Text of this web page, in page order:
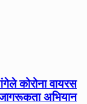
कोरोना वायरस
जागरूकता अभियान